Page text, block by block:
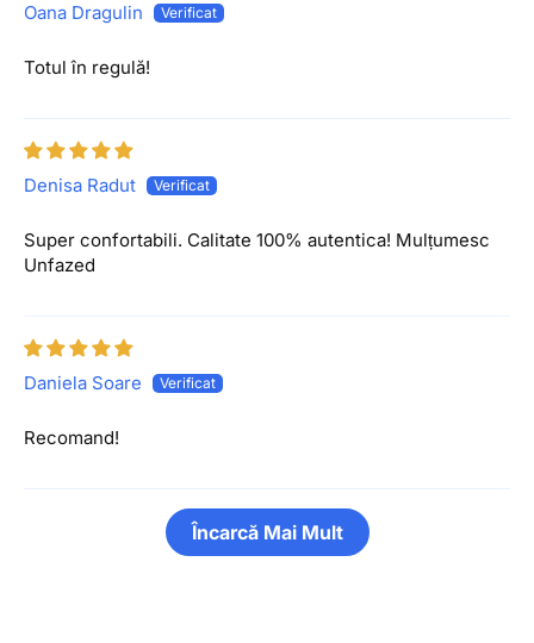
Oana Dragulin
Totul în regulă!
Denisa Radut
Super confortabili. Calitate 100% autentica! Mulțumesc
Unfazed
Daniela Soare
Recomand!
Încarcă Mai Mult